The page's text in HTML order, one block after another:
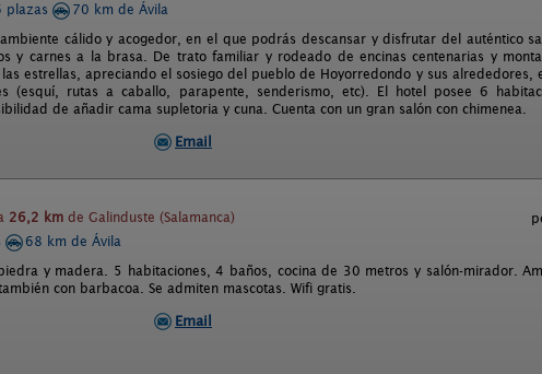
plazas
70 km de Ávila
cálido y acogedor, en el que podrás descansar y disfrutar del auténtico
y carnes a la brasa. De trato familiar y rodeado de encinas centenarias y
estrellas, apreciando el sosiego del pueblo de Hoyorredondo y sus alrededores,
(esquí, rutas a caballo, parapente, senderismo, etc). El hotel posee 6
de añadir cama supletoria y cuna. Cuenta con un gran salón con chimenea.
Email
26,2 km de Galinduste (Salamanca)
68 km de Ávila
y madera. 5 habitaciones, 4 baños, cocina de 30 metros y salón-mirador.
con barbacoa. Se admiten mascotas. Wifi gratis.
Email